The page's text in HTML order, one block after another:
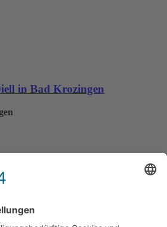
in Bad Krozingen
* Alle Preise inkl. MwSt.